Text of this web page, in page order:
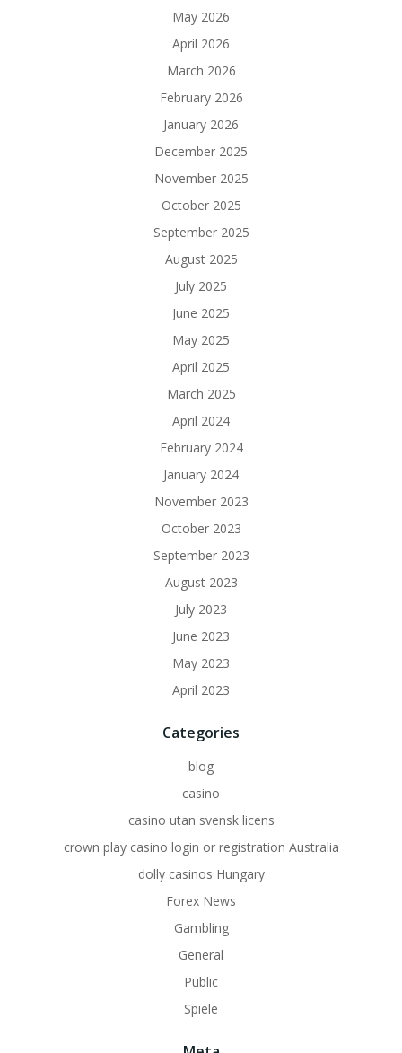
May 2026
April 2026
March 2026
February 2026
January 2026
December 2025
November 2025
October 2025
September 2025
August 2025
July 2025
June 2025
May 2025
April 2025
March 2025
April 2024
February 2024
January 2024
November 2023
October 2023
September 2023
August 2023
July 2023
June 2023
May 2023
April 2023
Categories
blog
casino
casino utan svensk licens
crown play casino login or registration Australia
dolly casinos Hungary
Forex News
Gambling
General
Public
Spiele